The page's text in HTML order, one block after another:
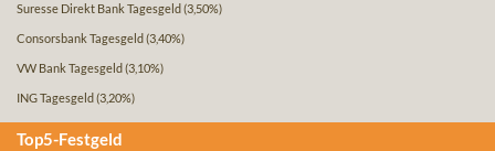
Suresse Direkt Bank Tagesgeld (3,50%)
Consorsbank Tagesgeld (3,40%)
VW Bank Tagesgeld (3,10%)
ING Tagesgeld (3,20%)
Top5-Festgeld